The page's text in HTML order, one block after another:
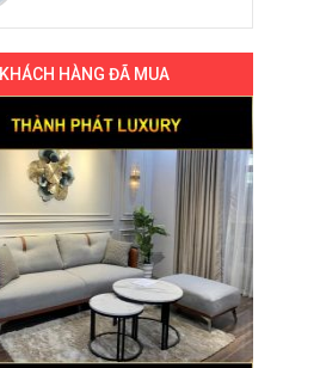
KHÁCH HÀNG ĐÃ MUA